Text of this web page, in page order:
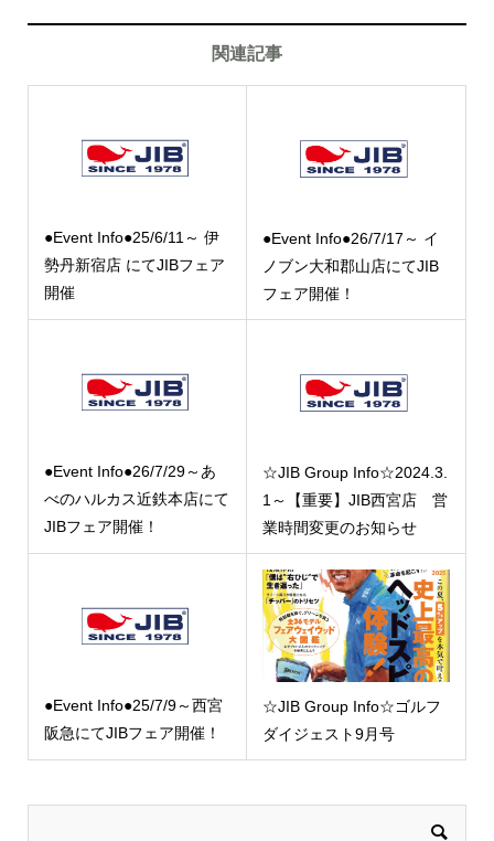
関連記事
●Event Info●25/6/11～ 伊
勢丹新宿店 にてJIBフェア
開催
●Event Info●26/7/17～ イ
ノブン大和郡山店にてJIB
フェア開催！
●Event Info●26/7/29～あ
べのハルカス近鉄本店にて
JIBフェア開催！
☆JIB Group Info☆2024.3.
1～【重要】JIB西宮店 営
業時間変更のお知らせ
●Event Info●25/7/9～西宮
阪急にてJIBフェア開催！
☆JIB Group Info☆ゴルフ
ダイジェスト9月号